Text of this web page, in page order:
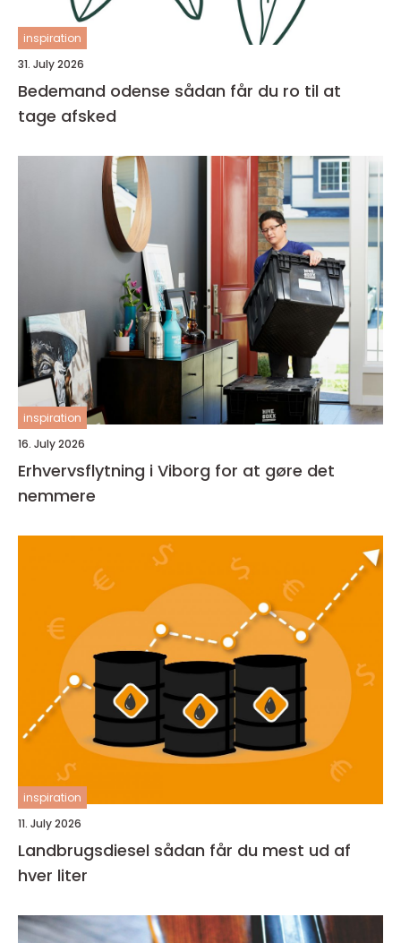
inspiration
31. July 2026
Bedemand odense sådan får du ro til at
tage afsked
inspiration
16. July 2026
Erhvervsflytning i Viborg for at gøre det
nemmere
inspiration
11. July 2026
Landbrugsdiesel sådan får du mest ud af
hver liter